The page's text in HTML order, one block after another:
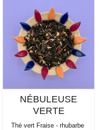
NÉBULEUSE
VERTE
Thé vert Fraise - rhubarbe